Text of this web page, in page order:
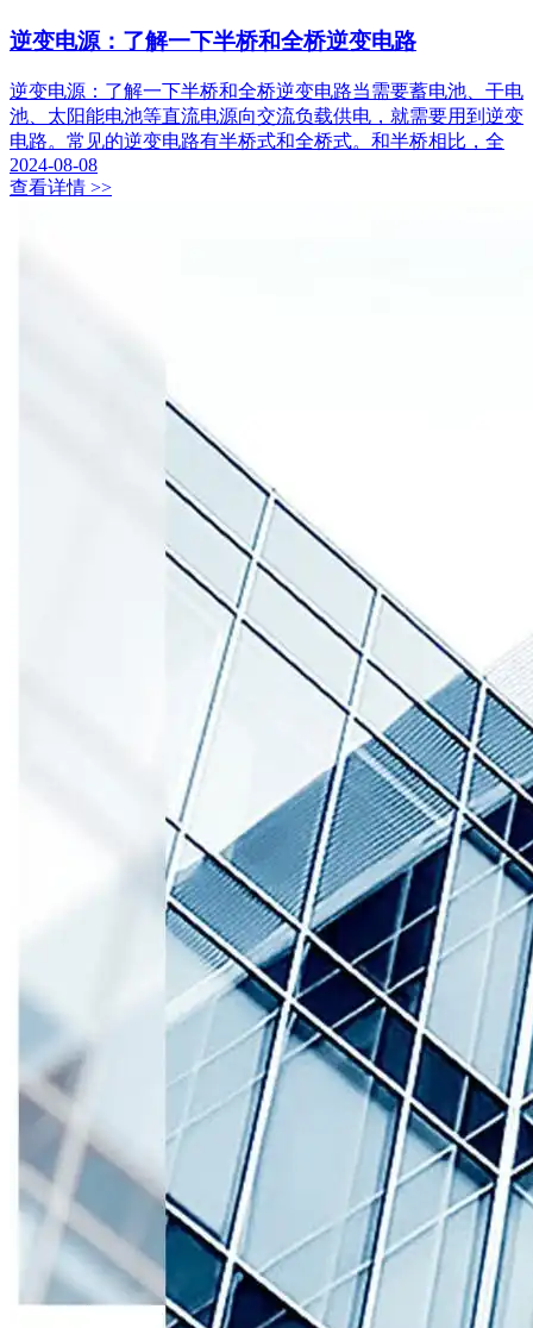
逆变电源：了解一下半桥和全桥逆变电路
逆变电源：了解一下半桥和全桥逆变电路当需要蓄电池、干电
池、太阳能电池等直流电源向交流负载供电，就需要用到逆变
电路。常见的逆变电路有半桥式和全桥式。和半桥相比，全
2024-08-08
查看详情 >>